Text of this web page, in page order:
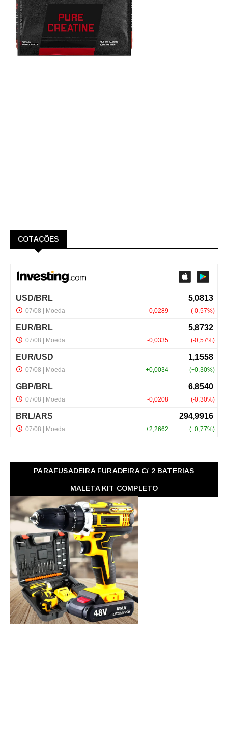
COTAÇÕES
PARAFUSADEIRA FURADEIRA C/ 2 BATERIAS
MALETA KIT COMPLETO